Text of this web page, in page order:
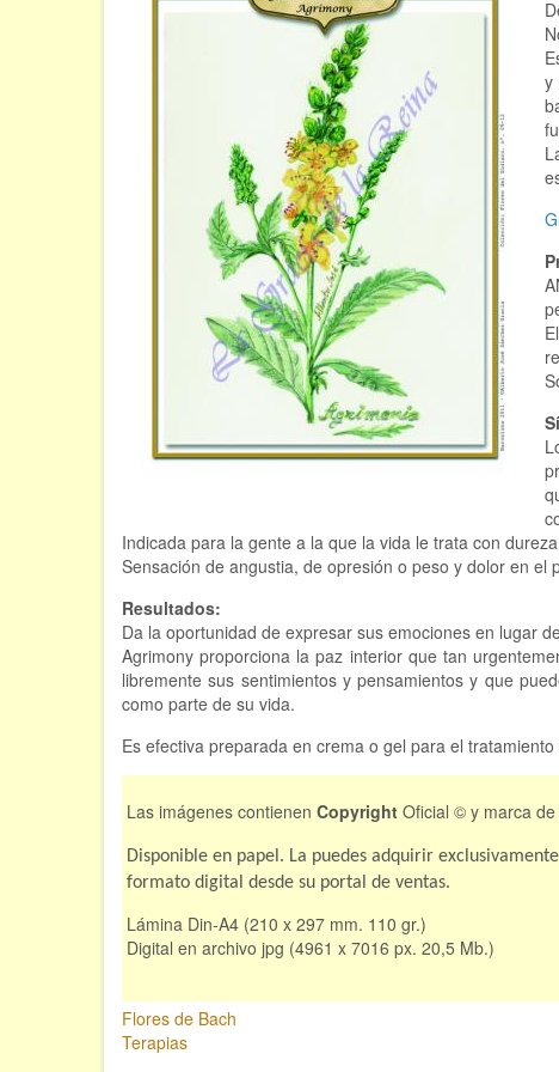
y
Indicada para la gente a la que la vida le trata con
Sensación de angustia, de opresión o peso y dolor en
Resultados:
Da la oportunidad de expresar sus emociones en lugar
Agrimony proporciona la paz interior que tan
libremente sus sentimientos y pensamientos y que
como parte de su vida.
Es efectiva preparada en crema o gel para el
Las imágenes contienenCopyright Oficial © y marca
Disponible en papel. La puedes adquirir
formato digital desde su portal de ventas.
Lámina Din-A4 (210 x 297 mm. 110 gr.)
Digital en archivo jpg (4961 x 7016 px. 20,5 Mb.)
Flores de Bach
Terapias